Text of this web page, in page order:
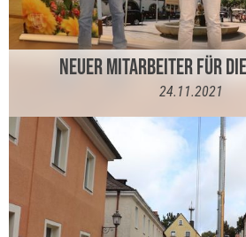
NEUER MITARBEITER FÜR
24.11.2021